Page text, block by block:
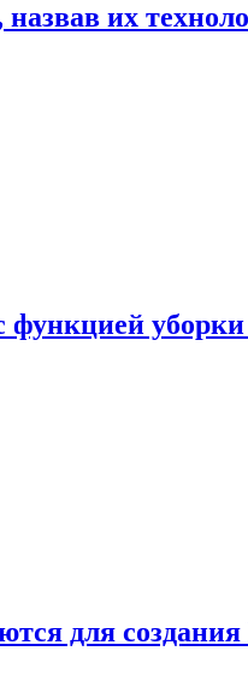
их
функцией
для